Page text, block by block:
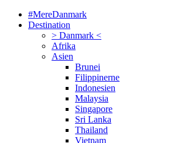
#MereDanmark
Destination
> Danmark <
Afrika
Asien
Brunei
Filippinerne
Indonesien
Malaysia
Singapore
Sri Lanka
Thailand
Vietnam